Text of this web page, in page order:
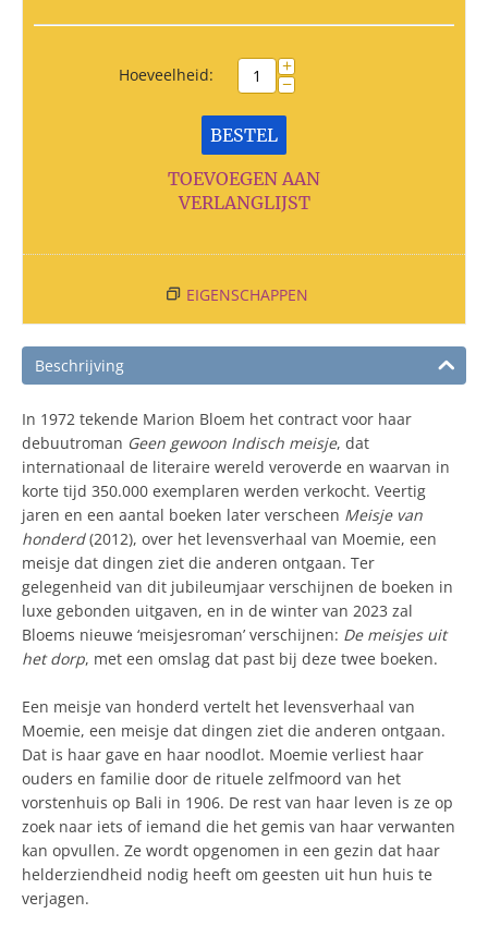
Hoeveelheid: +
−
BESTEL
TOEVOEGEN AAN
VERLANGLIJST
EIGENSCHAPPEN
Beschrijving
In 1972 tekende Marion Bloem het contract voor haar
debuutroman Geen gewoon Indisch meisje, dat
internationaal de literaire wereld veroverde en waarvan in
korte tijd 350.000 exemplaren werden verkocht. Veertig
jaren en een aantal boeken later verscheen Meisje van
honderd(2012), over het levensverhaal van Moemie, een
meisje dat dingen ziet die anderen ontgaan. Ter
gelegenheid van dit jubileumjaar verschijnen de boeken in
luxe gebonden uitgaven, en in de winter van 2023 zal
Bloems nieuwe ‘meisjesroman’ verschijnen: De meisjes uit
het dorp, met een omslag dat past bij deze twee boeken.
Een meisje van honderd vertelt het levensverhaal van
Moemie, een meisje dat dingen ziet die anderen ontgaan.
Dat is haar gave en haar noodlot. Moemie verliest haar
ouders en familie door de rituele zelfmoord van het
vorstenhuis op Bali in 1906. De rest van haar leven is ze op
zoek naar iets of iemand die het gemis van haar verwanten
kan opvullen. Ze wordt opgenomen in een gezin dat haar
helderziendheid nodig heeft om geesten uit hun huis te
verjagen.